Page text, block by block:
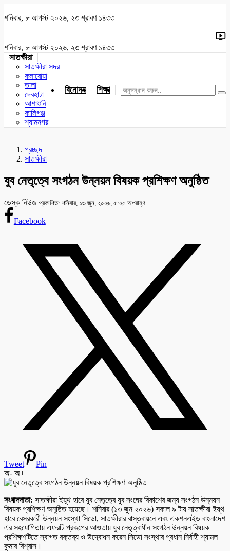
শনিবার, ৮ আগস্ট ২০২৬, ২৩ শ্রাবণ ১৪৩৩
শনিবার, ৮ আগস্ট ২০২৬, ২৩ শ্রাবণ ১৪৩৩
সাতক্ষীরা
সাতক্ষীরা সদর
কলারোয়া
তালা
দেবহাটা
আশাশুনি
কালিগঞ্জ
শ্যামনগর
বিনোদন শিক্ষা খেলাধুলা জাতীয় যশোর
প্রচ্ছদ
সাতক্ষীরা
যুব নেতৃত্বে সংগঠন উন্নয়ন বিষয়ক প্রশিক্ষণ অনুষ্ঠিত
ডেস্ক নিউজ প্রকাশিত: শনিবার, ১৩ জুন, ২০২৬, ৫:২৫ অপরাহ্ণ
Facebook
Tweet
Pin
অ- অ+
সংবাদদাতা: সাতক্ষীরা ইয়ূথ হাবে যুব নেতৃত্বে যুব সংঘের বিকাশের জন্য সংগঠন উন্নয়ন
বিষয়ক প্রশিক্ষণ অনুষ্ঠিত হয়েছে। শনিবার (১৩ জুন ২০২৬) সকাল ৯ টায় সাতক্ষীরা ইয়ূথ
হাবে বেসরকারী উন্নয়ন সংস্থা সিডো, সাতক্ষীরার বাস্তবায়নে এবং একশনএইড বাংলাদেশ
এর সহযোগিতায় এফরটি প্রকল্পের আওতায় যুব নেতৃত্বাধীন সংগঠন উন্নয়ন বিষয়ক
প্রশিক্ষণটিতে স্বাগত বক্তব্য ও উদ্বোধন করেন সিডো সংস্থার প্রধান নির্বাহী শ্যামল
কুমার বিশ্বাস।